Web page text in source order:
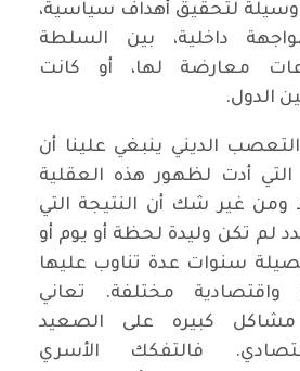
وسيلة لتحقيق أهداف سياسية،
داخلية، بين السلطة
معارضة لها، أو كانت
الدول.
الديني ينبغي علينا أن
أدت لظهور هذه العقلية
ومن غير شك أن النتيجة التي
لم تكن وليدة لحظة أو يوم أو
سنوات عدة تناوب عليها
واقتصادية مختلفة. تعاني
كبيره على الصعيد
فالتفكك الأسري